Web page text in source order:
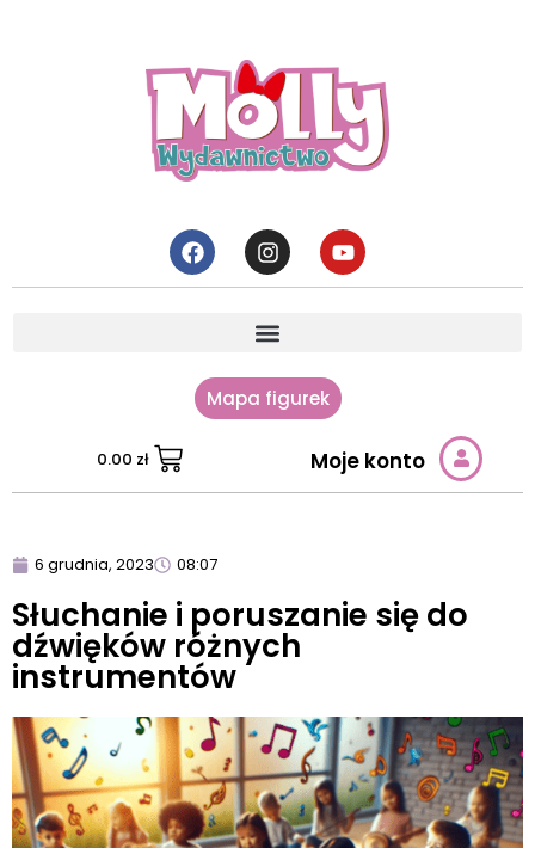
Mapa figurek
0.00 zł Moje konto
6 grudnia, 2023 08:07
Słuchanie i poruszanie się do
dźwięków różnych
instrumentów